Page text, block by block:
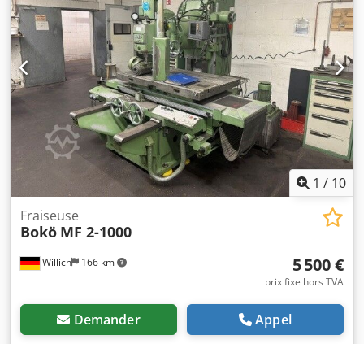
1 / 10
Willich 166 km
Fraiseuse
Bokö MF 2-1000
5 500 €
prix fixe hors TVA
Demander Appel